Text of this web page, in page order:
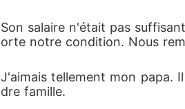
Son salaire n'était pas
orte notre condition. Nous
J'aimais tellement mon papa.
dre famille.